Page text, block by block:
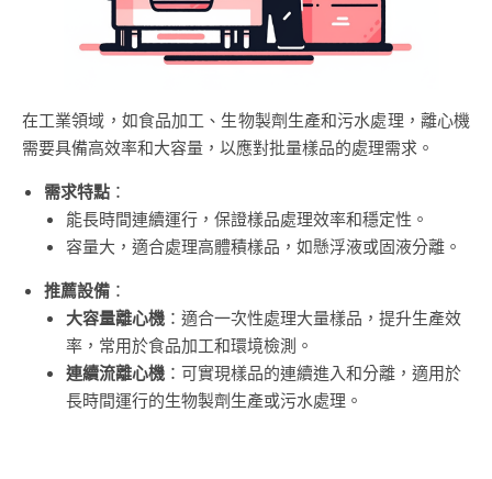
在工業領域，如食品加工、生物製劑生產和污水處理，離心機
需要具備高效率和大容量，以應對批量樣品的處理需求。
需求特點 ：
能長時間連續運行，保證樣品處理效率和穩定性。
容量大，適合處理高體積樣品，如懸浮液或固液分離。
推薦設備 ：
大容量離心機 ：適合一次性處理大量樣品，提升生產效
率，常用於食品加工和環境檢測。
連續流離心機 ：可實現樣品的連續進入和分離，適用於
長時間運行的生物製劑生產或污水處理。